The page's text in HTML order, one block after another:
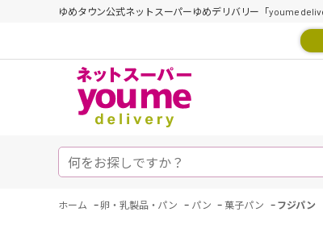
ゆめタウン公式ネットスーパーゆめデリバリー「youme
ホーム -卵・乳製品・パン - パン -菓子パン - フジパン